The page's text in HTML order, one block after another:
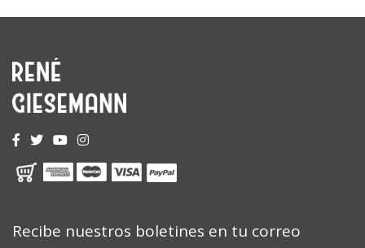
Recibe nuestros boletines en tu correo